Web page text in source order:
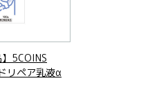
】5COINS
リペア乳液α